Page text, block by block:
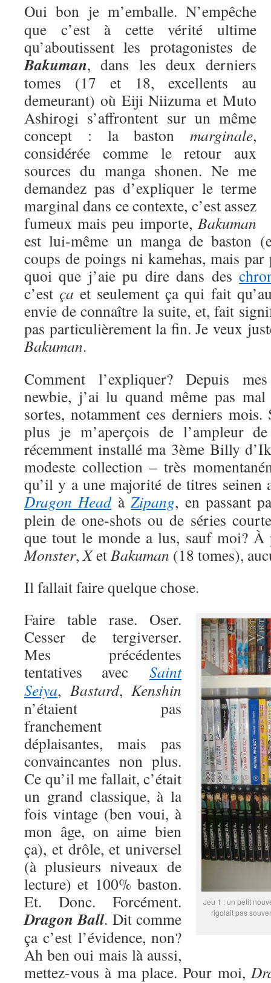
Oui bon je m’emballe. N’empêche
que c’est à cette vérité ultime
qu’aboutissent les protagonistes de
Bakuman, dans les deux derniers
tomes (17 et 18, excellents au
demeurant) où Eiji Niizuma et Muto
Ashirogi s’affrontent sur un même
concept : la baston marginale,
considérée comme le retour aux
sources du manga shonen. Ne me
demandez pas d’expliquer le terme
marginal dans ce contexte, c’est assez
fumeux mais peu importe, Bakuman
est lui-même un manga de baston
coups de poings ni kamehas, mais
quoi que j’aie pu dire dans des
c’estça et seulement ça qui fait
envie de connaître la suite, et, fait
pas particulièrement la fin. Je veux
Bakuman.
Comment l’expliquer? Depuis
newbie, j’ai lu quand même pas
sortes, notamment ces derniers
plus je m’aperçois de l’ampleur
récemment installé ma 3ème Billy
modeste collection – très
qu’il y a une majorité de titres seinen
Dragon HeadàZipang, en passant
plein de one-shots ou de séries
que tout le monde a lus, sauf moi?
Monster,XetBakuman (18 tomes),
Il fallait faire quelque chose.
Jeu 1 : un petit
rigolait pas
Faire table rase. Oser.
Cesser de tergiverser.
Mes précédentes
tentatives avec Saint
Seiya, Bastard, Kenshin
n’étaient pas
franchement
déplaisantes, mais pas
convaincantes non plus.
Ce qu’il me fallait, c’était
un grand classique, à la
fois vintage (ben voui, à
mon âge, on aime bien
ça), et drôle, et universel
(à plusieurs niveaux de
lecture) et 100% baston.
Et. Donc. Forcément.
Dragon Ball. Dit comme
ça c’est l’évidence, non?
Ah ben oui mais là aussi,
mettez-vous à ma place. Pour moi,